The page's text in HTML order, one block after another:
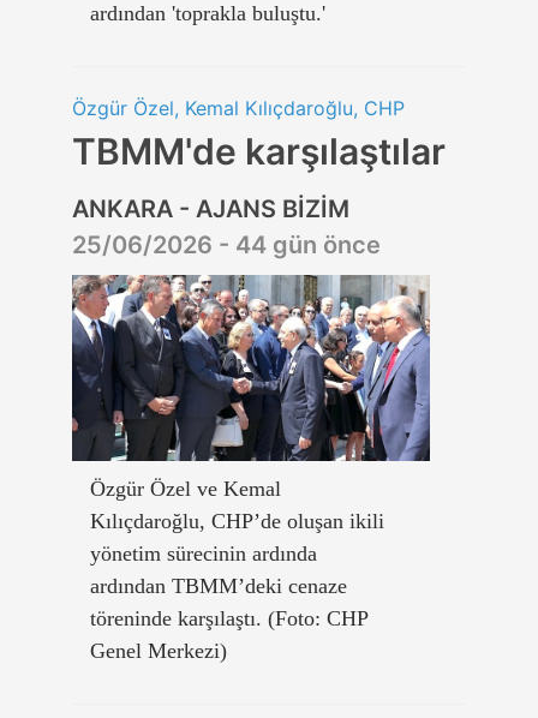
ardından 'toprakla buluştu.'
Özgür Özel, Kemal Kılıçdaroğlu, CHP
TBMM'de karşılaştılar
ANKARA - AJANS BİZİM
25/06/2026 - 44 gün önce
Özgür Özel ve Kemal
Kılıçdaroğlu, CHP’de oluşan ikili
yönetim sürecinin ardında
ardından TBMM’deki cenaze
töreninde karşılaştı. (Foto: CHP
Genel Merkezi)